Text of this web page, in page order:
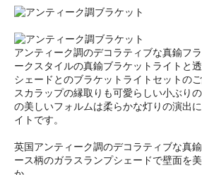
アンティーク調のデコラティブな真鍮フ
ークスタイルの真鍮ブラケットライトと
シェードとのブラケットライトセットのご
スカラップの縁取りも可愛らしい小ぶり
の美しいフォルムは柔らかな灯りの演出
イトです。
英国アンティーク調のデコラティブな真
ース柄のガラスランプシェードで壁面を